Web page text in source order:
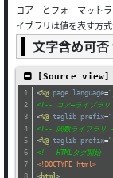
コア―とフォーマット
イブラリは値を表す方
文字含め可
[Source view]
<%@ page language=
<!-- コア―ライブラ
<%@ taglib prefix=
<!-- 関数ライブラリ
<%@ taglib prefix=
<!-- HTMLタグ開始
<!DOCTYPE html>
< html>